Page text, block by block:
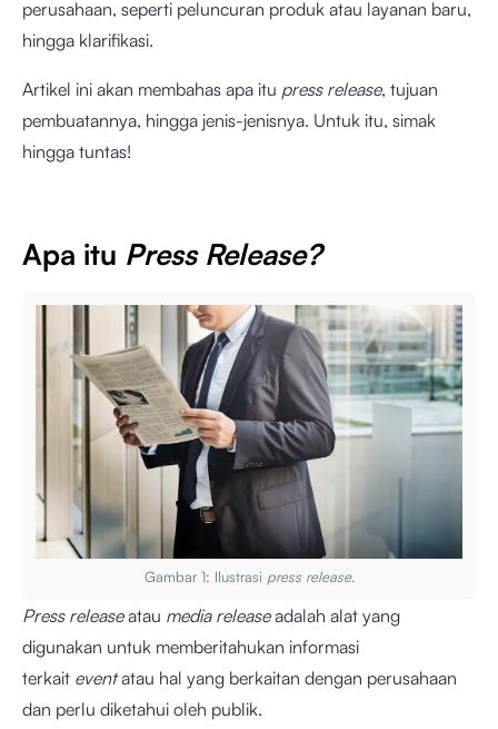
perusahaan, seperti peluncuran produk atau layanan baru,
hingga klarifikasi.
Artikel ini akan membahas apa itu press release, tujuan
pembuatannya, hingga jenis-jenisnya. Untuk itu, simak
hingga tuntas!
Apa itu Press Release?
Gambar 1: Ilustrasi press release.
Press releaseatau media releaseadalah alat yang
digunakan untuk memberitahukan informasi
terkait eventatau hal yang berkaitan dengan perusahaan
dan perlu diketahui oleh publik.